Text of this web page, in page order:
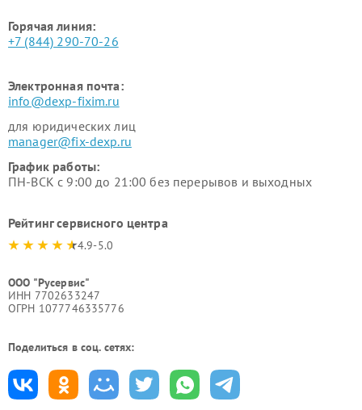
Горячая линия:
+7 (844) 290-70-26
Электронная почта:
info@dexp-fixim.ru
для юридических лиц
manager@fix-dexp.ru
График работы:
ПН-ВСК с 9:00 до 21:00 без перерывов и выходных
Рейтинг сервисного центра
4.9-5.0
ООО "Русервис"
ИНН 7702633247
ОГРН 1077746335776
Поделиться в соц. сетях: